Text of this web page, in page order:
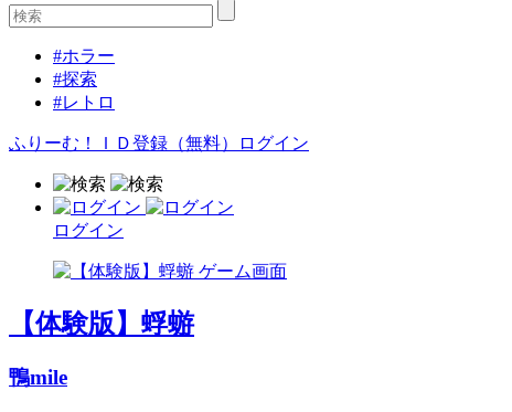
#ホラー
#探索
#レトロ
ふりーむ！ＩＤ登録（無料） ログイン
ログイン
【体験版】蜉蝣
鴨mile